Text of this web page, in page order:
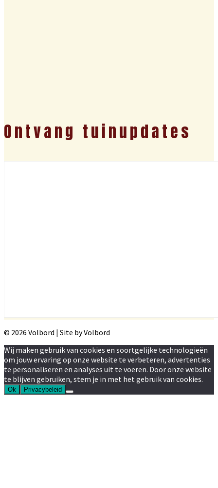
Ontvang tuinupdates
© 2026 Volbord | Site by Volbord
Wij maken gebruik van cookies en soortgelijke technologieën
om jouw ervaring op onze website te verbeteren, advertenties
te personaliseren en analyses uit te voeren. Door onze website
te blijven gebruiken, stem je in met het gebruik van cookies.
Ok Privacybeleid